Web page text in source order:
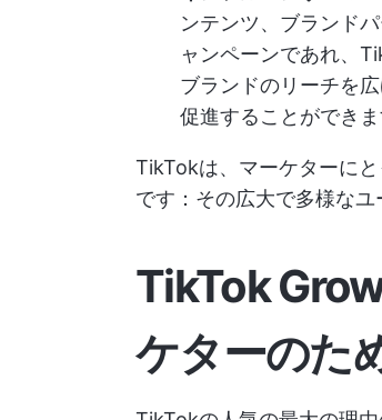
ンテンツ、ブランド
ャンペーンであれ、
ブランドのリーチを
促進することができま
TikTokは、マーケターに
です：その広大で多様なユ
TikTok
ケターのた